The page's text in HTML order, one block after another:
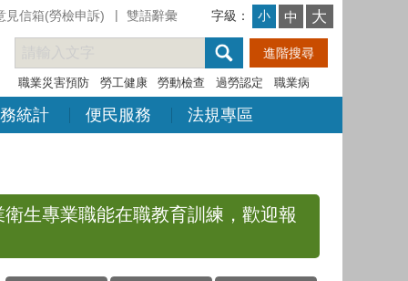
見信箱(勞檢申訴) 雙語辭彙 字級： 小 中 大
職業災害預防 勞工健康 勞動檢查 過勞認定 職業病
統計 便民服務 法規專區
生專業職能在職教育訓練，歡迎報